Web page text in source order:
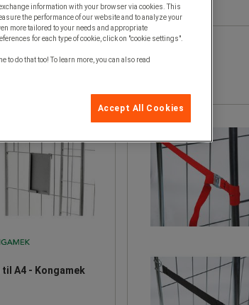
til A4 - Kongamek
information with your browser via cookies. This
the performance of our website and to analyze your
more tailored to your needs and appropriate
for each type of cookie, click on "cookie settings".
do that too! To learn more, you can also read
Accept All Cookies